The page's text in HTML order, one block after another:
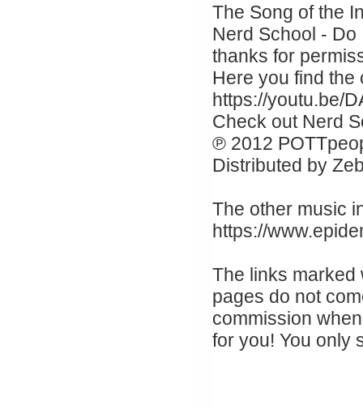
The Song of the
Nerd School -
thanks for
Here you find the
https://youtu.be/
Check out Nerd
℗ 2012
Distributed by
The other music
https://
The links marked
pages do not
commission
for you! You only